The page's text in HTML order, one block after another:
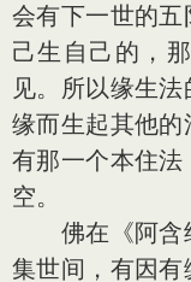
会有下一世的
己生自己的，
见。所以缘生
缘而生起其他
有那一个本住
空。
佛在《阿含
集世间，有因